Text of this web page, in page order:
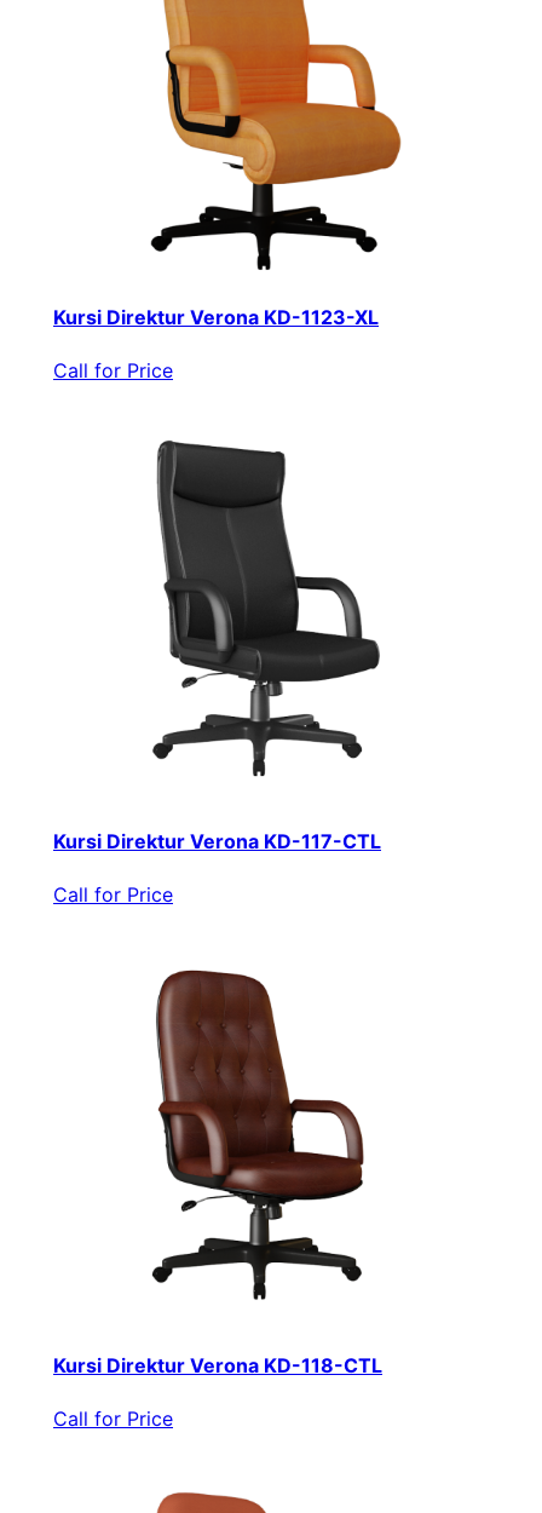
Kursi Direktur Verona KD-1123-XL
Call for Price
Kursi Direktur Verona KD-117-CTL
Call for Price
Kursi Direktur Verona KD-118-CTL
Call for Price